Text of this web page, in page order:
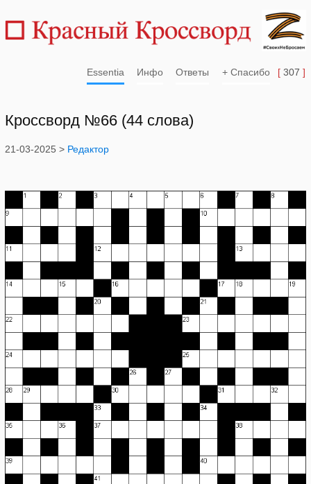
Essentia Инфо Ответы + Спасибо [ 307 ]
Кроссворд №66 (44 слова)
21-03-2025 > Редактор